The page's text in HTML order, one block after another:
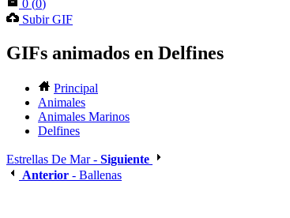
0 (0)
Subir GIF
GIFs animados en Delfines
Principal
Animales
Animales Marinos
Delfines
Estrellas De Mar - Siguiente
Anterior - Ballenas